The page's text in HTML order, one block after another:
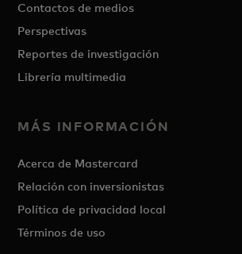
Contactos de medios
Perspectivas
Reportes de investigación
Librería multimedia
MÁS INFORMACIÓN
Acerca de Mastercard
Relación con inversionistas
Política de privacidad local
Términos de uso